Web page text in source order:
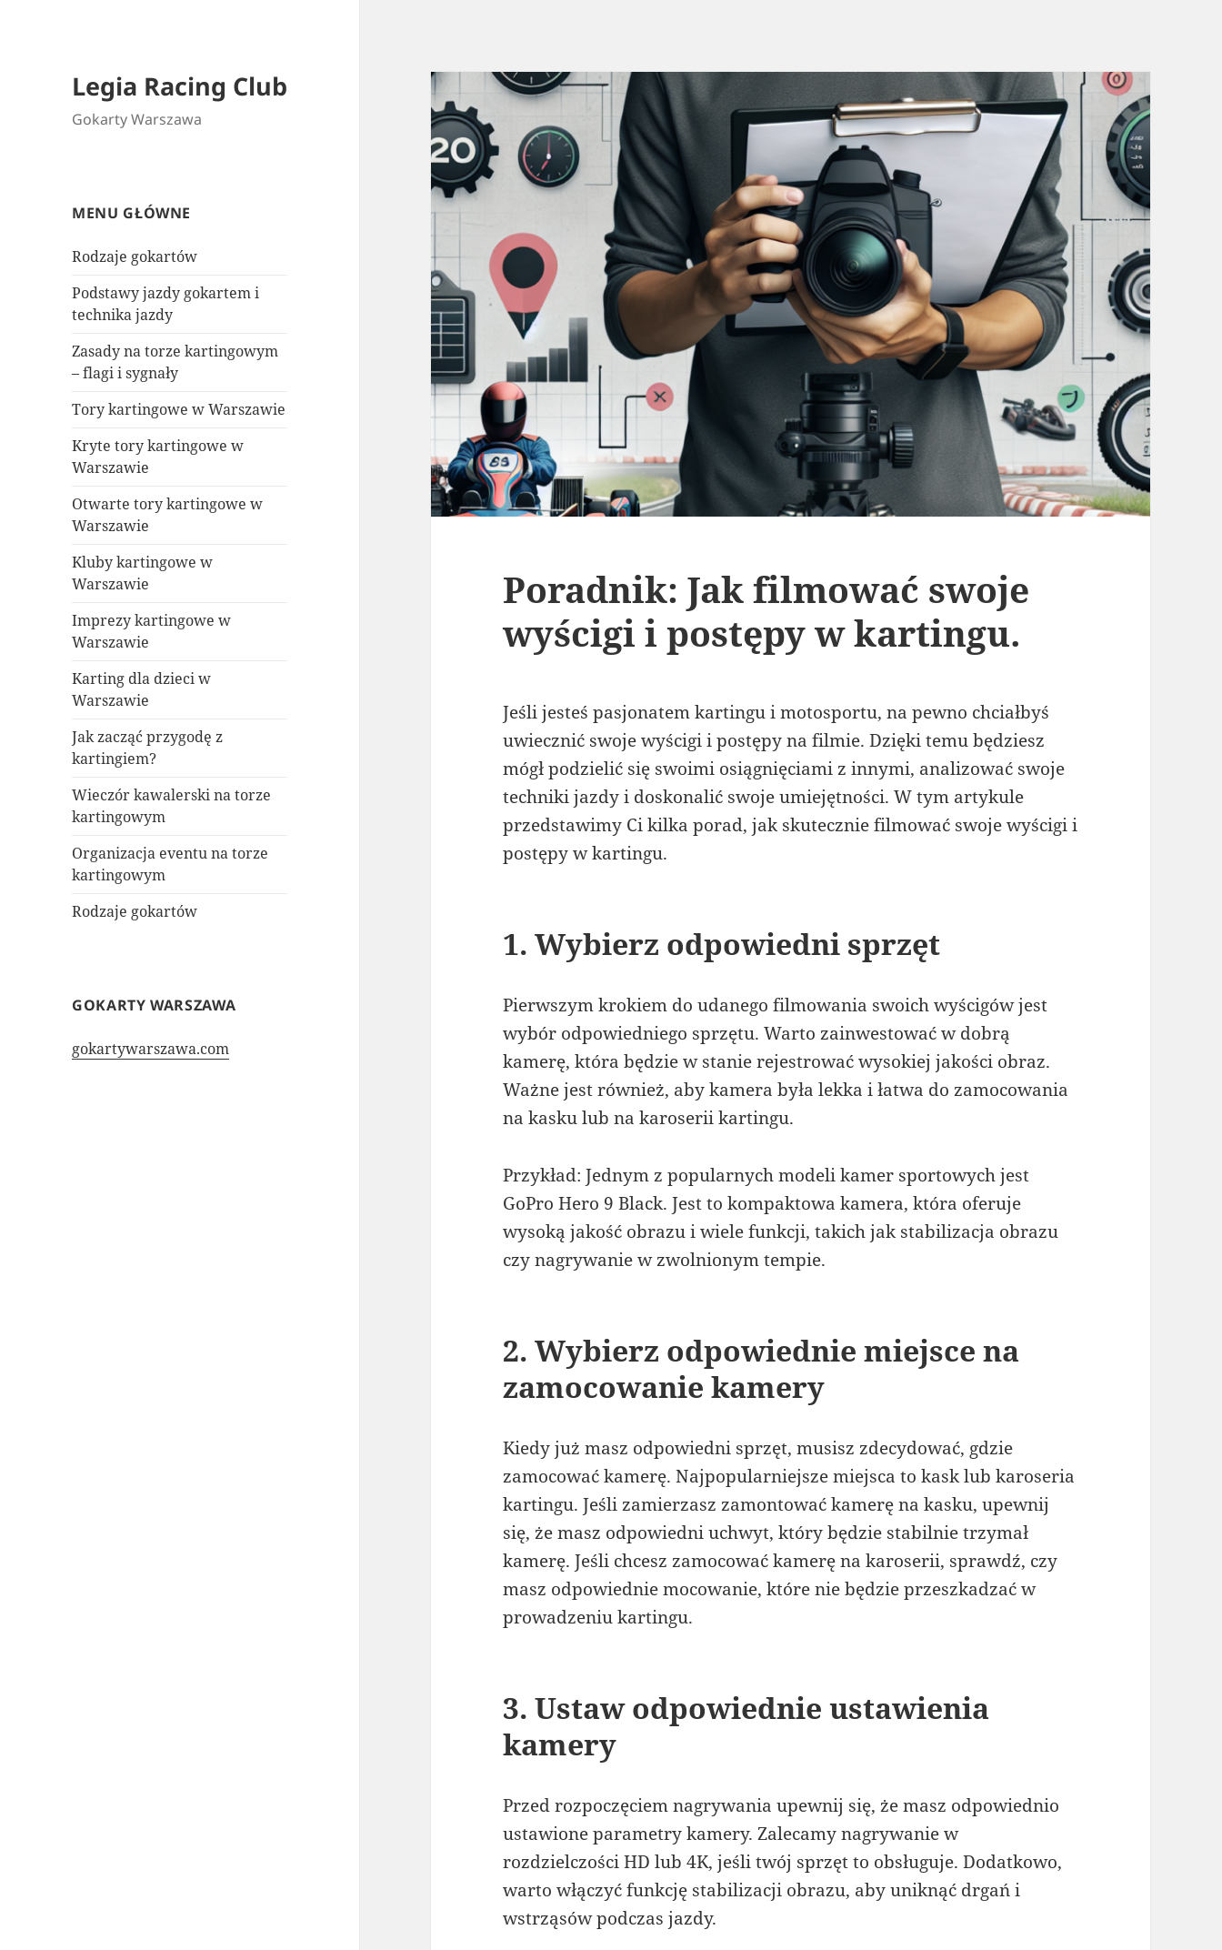
Legia Racing Club
Gokarty Warszawa
MENU GŁÓWNE
Rodzaje gokartów
Podstawy jazdy gokartem i
technika jazdy
Zasady na torze kartingowym
– flagi i sygnały
Tory kartingowe w Warszawie
Kryte tory kartingowe w
Warszawie
Otwarte tory kartingowe w
Warszawie
Kluby kartingowe w
Warszawie
Imprezy kartingowe w
Warszawie
Karting dla dzieci w
Warszawie
Jak zacząć przygodę z
kartingiem?
Wieczór kawalerski na torze
kartingowym
Organizacja eventu na torze
kartingowym
Rodzaje gokartów
GOKARTY WARSZAWA
gokartywarszawa.com
Poradnik: Jak filmować swoje
wyścigi i postępy w kartingu.
Jeśli jesteś pasjonatem kartingu i motosportu, na pewno chciałbyś
uwiecznić swoje wyścigi i postępy na filmie. Dzięki temu będziesz
mógł podzielić się swoimi osiągnięciami z innymi, analizować swoje
techniki jazdy i doskonalić swoje umiejętności. W tym artykule
przedstawimy Ci kilka porad, jak skutecznie filmować swoje wyścigi i
postępy w kartingu.
1. Wybierz odpowiedni sprzęt
Pierwszym krokiem do udanego filmowania swoich wyścigów jest
wybór odpowiedniego sprzętu. Warto zainwestować w dobrą
kamerę, która będzie w stanie rejestrować wysokiej jakości obraz.
Ważne jest również, aby kamera była lekka i łatwa do zamocowania
na kasku lub na karoserii kartingu.
Przykład: Jednym z popularnych modeli kamer sportowych jest
GoPro Hero 9 Black. Jest to kompaktowa kamera, która oferuje
wysoką jakość obrazu i wiele funkcji, takich jak stabilizacja obrazu
czy nagrywanie w zwolnionym tempie.
2. Wybierz odpowiednie miejsce na
zamocowanie kamery
Kiedy już masz odpowiedni sprzęt, musisz zdecydować, gdzie
zamocować kamerę. Najpopularniejsze miejsca to kask lub karoseria
kartingu. Jeśli zamierzasz zamontować kamerę na kasku, upewnij
się, że masz odpowiedni uchwyt, który będzie stabilnie trzymał
kamerę. Jeśli chcesz zamocować kamerę na karoserii, sprawdź, czy
masz odpowiednie mocowanie, które nie będzie przeszkadzać w
prowadzeniu kartingu.
3. Ustaw odpowiednie ustawienia
kamery
Przed rozpoczęciem nagrywania upewnij się, że masz odpowiednio
ustawione parametry kamery. Zalecamy nagrywanie w
rozdzielczości HD lub 4K, jeśli twój sprzęt to obsługuje. Dodatkowo,
warto włączyć funkcję stabilizacji obrazu, aby uniknąć drgań i
wstrząsów podczas jazdy.